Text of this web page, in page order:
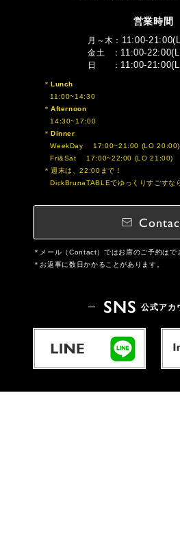
営業時間
月～木 11:00-
金土 11:00-
日 11:00-
Lunch
11:00~14:30
Afternoon
14:30~17:00
Dinner
WeekDay 17:00~21:00 (LO 20:00)
Fri&Sat 17:00~22:00 (LO 21:00)
週末は、22:00まで！
DickBrunaTABLEでゆっくりすごすな
メール（Contact）ではお席のご予約はで
お返事に数日かかることがあります。
SNS 公式アカ